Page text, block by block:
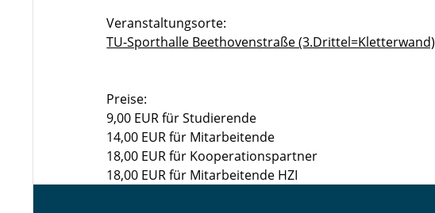
Veranstaltungsorte:
TU-Sporthalle Beethovenstraße (3.Drittel=Kletterwand)
Preise:
9,00 EUR für Studierende
14,00 EUR für Mitarbeitende
18,00 EUR für Kooperationspartner
18,00 EUR für Mitarbeitende HZI